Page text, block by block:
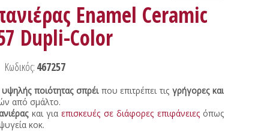
Enamel Ceramic
Dupli-Color
Κωδικός: 467257
υψηλής ποιότητας σπρέι που επιτρέπει τιςγρήγορες και
από σμάλτο.
και γιαεπισκευές σε διάφορες επιφάνειεςόπως
κοκ.